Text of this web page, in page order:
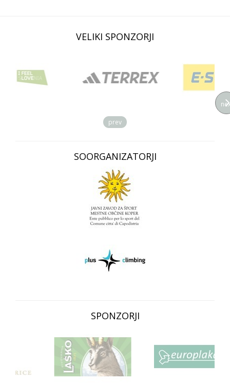
VELIKI SPONZORJI
prev
SOORGANIZATORJI
SPONZORJI